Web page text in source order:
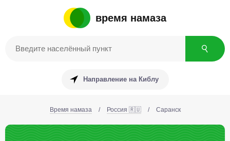
время намаза
Направление на Киблу
Время намаза / Россия 🇷🇺 / Саранск